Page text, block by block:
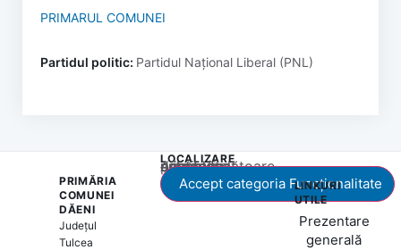
PRIMARUL COMUNEI
Partidul politic: Partidul Național Liberal (PNL)
PRIMĂRIA
COMUNEI
DĂENI
Județul
Tulcea
LOCALIZARE
Acest conținut este blocat până când acceptați categoria corespunzătoare de cookie-uri.
Accept categoria Funcționalitate
LINKURI
UTILE
Prezentare
generală